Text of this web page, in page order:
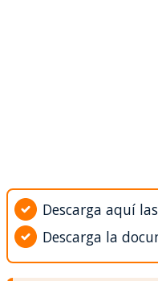
Descarga aquí
Descarga la